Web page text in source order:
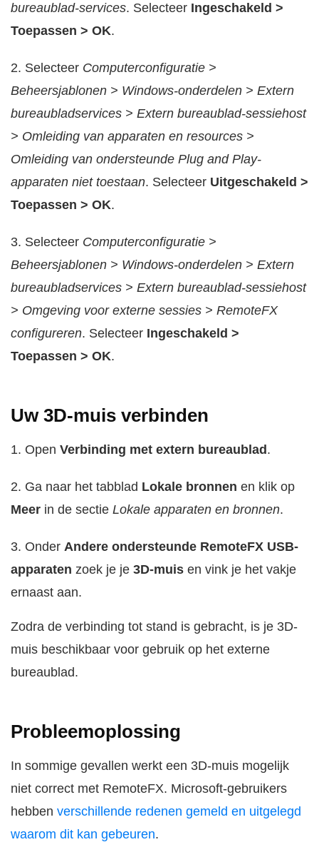
bureaublad-services. Selecteer Ingeschakeld >
Toepassen > OK.
2. Selecteer Computerconfiguratie >
Beheersjablonen > Windows-onderdelen > Extern
bureaubladservices > Extern bureaublad-sessiehost
> Omleiding van apparaten en resources >
Omleiding van ondersteunde Plug and Play-
apparaten niet toestaan. Selecteer Uitgeschakeld >
Toepassen > OK.
3. Selecteer Computerconfiguratie >
Beheersjablonen > Windows-onderdelen > Extern
bureaubladservices > Extern bureaublad-sessiehost
> Omgeving voor externe sessies > RemoteFX
configureren. Selecteer Ingeschakeld >
Toepassen > OK.
Uw 3D-muis verbinden
1. Open Verbinding met extern bureaublad .
2. Ga naar het tabblad Lokale bronnen en klik op
Meer in de sectie Lokale apparaten en bronnen.
3. Onder Andere ondersteunde RemoteFX USB-
apparaten zoek je je 3D-muis en vink je het vakje
ernaast aan.
Zodra de verbinding tot stand is gebracht, is je 3D-
muis beschikbaar voor gebruik op het externe
bureaublad.
Probleemoplossing
In sommige gevallen werkt een 3D-muis mogelijk
niet correct met RemoteFX. Microsoft-gebruikers
hebben verschillende redenen gemeld en uitgelegd
waarom dit kan gebeuren.